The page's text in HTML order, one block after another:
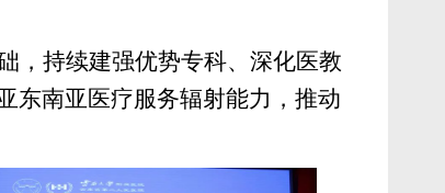
，持续建强优势专科、深化医教
东南亚医疗服务辐射能力，推动